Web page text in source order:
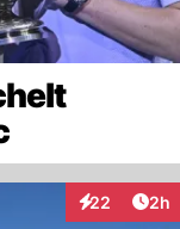
22
Interaktionen
2h